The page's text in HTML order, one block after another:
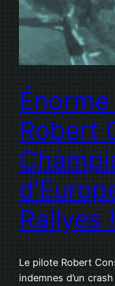
Robert
Rallyes !
Le pilote Robert
indemnes d’un